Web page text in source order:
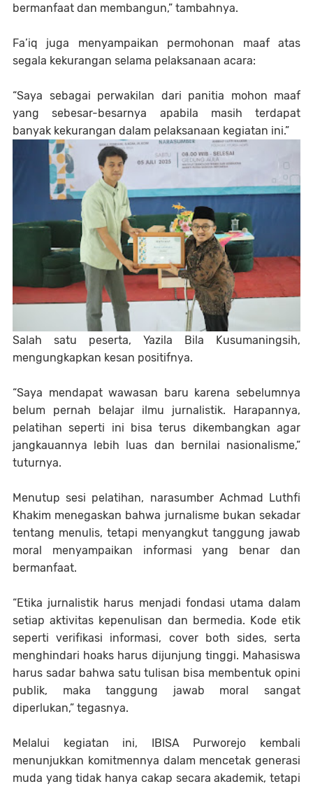
bermanfaat dan membangun,” tambahnya.
Fa’iq juga menyampaikan permohonan maaf atas
segala kekurangan selama pelaksanaan acara:
“Saya sebagai perwakilan dari panitia mohon maaf
yang sebesar-besarnya apabila masih terdapat
banyak kekurangan dalam pelaksanaan kegiatan ini.”
Salah satu peserta, Yazila Bila Kusumaningsih,
mengungkapkan kesan positifnya.
“Saya mendapat wawasan baru karena sebelumnya
belum pernah belajar ilmu jurnalistik. Harapannya,
pelatihan seperti ini bisa terus dikembangkan agar
jangkauannya lebih luas dan bernilai nasionalisme,”
tuturnya.
Menutup sesi pelatihan, narasumber Achmad Luthfi
Khakim menegaskan bahwa jurnalisme bukan sekadar
tentang menulis, tetapi menyangkut tanggung jawab
moral menyampaikan informasi yang benar dan
bermanfaat.
“Etika jurnalistik harus menjadi fondasi utama dalam
setiap aktivitas kepenulisan dan bermedia. Kode etik
seperti verifikasi informasi, cover both sides, serta
menghindari hoaks harus dijunjung tinggi. Mahasiswa
harus sadar bahwa satu tulisan bisa membentuk opini
publik, maka tanggung jawab moral sangat
diperlukan,” tegasnya.
Melalui kegiatan ini, IBISA Purworejo kembali
menunjukkan komitmennya dalam mencetak generasi
muda yang tidak hanya cakap secara akademik, tetapi